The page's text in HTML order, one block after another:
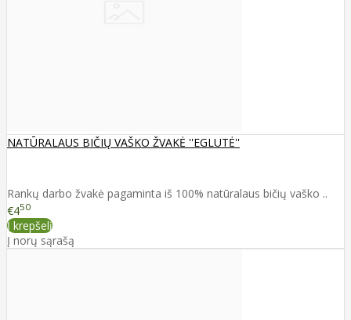
NATŪRALAUS BIČIŲ VAŠKO ŽVAKĖ ''EGLUTĖ''
Rankų darbo žvakė pagaminta iš 100% natūralaus bičių vaško ..
€450
Į krepšelį
Į norų sąrašą